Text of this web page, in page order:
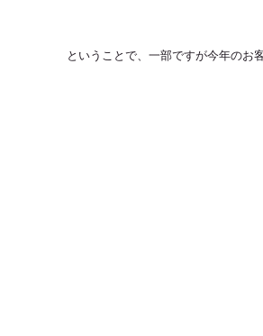
ということで、一部ですが今年のお